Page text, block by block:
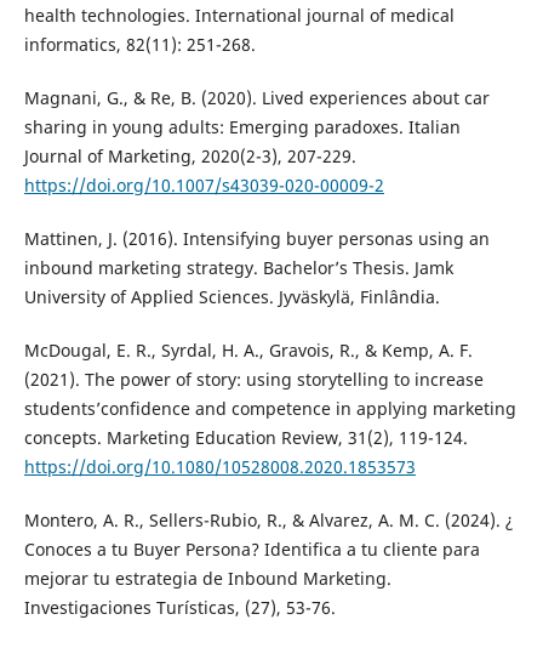
health technologies. International journal of medical
informatics, 82(11): 251-268.
Magnani, G., & Re, B. (2020). Lived experiences about car
sharing in young adults: Emerging paradoxes. Italian
Journal of Marketing, 2020(2-3), 207-229.
https://doi.org/10.1007/s43039-020-00009-2
Mattinen, J. (2016). Intensifying buyer personas using an
inbound marketing strategy. Bachelor’s Thesis. Jamk
University of Applied Sciences. Jyväskylä, Finlândia.
McDougal, E. R., Syrdal, H. A., Gravois, R., & Kemp, A. F.
(2021). The power of story: using storytelling to increase
students’confidence and competence in applying marketing
concepts. Marketing Education Review, 31(2), 119-124.
https://doi.org/10.1080/10528008.2020.1853573
Montero, A. R., Sellers-Rubio, R., & Alvarez, A. M. C. (2024). ¿
Conoces a tu Buyer Persona? Identifica a tu cliente para
mejorar tu estrategia de Inbound Marketing.
Investigaciones Turísticas, (27), 53-76.